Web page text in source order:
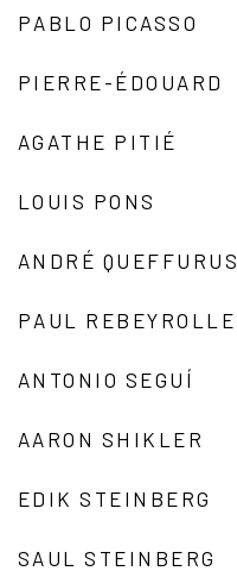
PABLO PICASSO
PIERRE-ÉDOUARD
AGATHE PITIÉ
LOUIS PONS
ANDRÉ QUEFFURUS
PAUL REBEYROLLE
ANTONIO SEGUÍ
AARON SHIKLER
EDIK STEINBERG
SAUL STEINBERG